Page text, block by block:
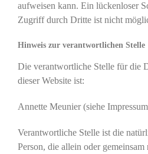
aufweisen kann. Ein lückenloser
Zugriff durch Dritte ist nicht
Hinweis zur verantwortlichen Stelle
Die verantwortliche Stelle für die
dieser Website ist:
Annette Meunier (siehe
Verantwortliche Stelle ist die
Person, die allein oder